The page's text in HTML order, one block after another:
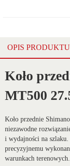
OPIS PRODUKTU
Koło
MT500
Koło przednie
niezawodne
i wydajności na
precyzyjnemu
warunkach terenowych.